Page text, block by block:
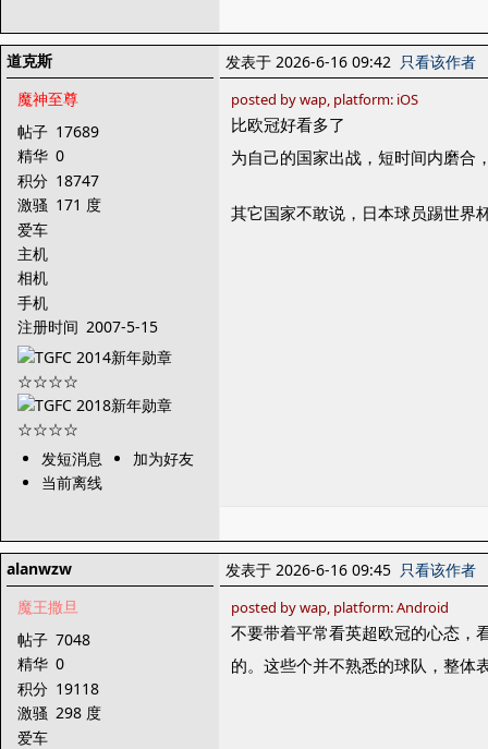
道克斯
魔神至尊
帖子 17689
精华 0
积分 18747
激骚 171 度
爱车
主机
相机
手机
注册时间 2007-5-15
发短消息
加为好友
当前离线
发表于 2026-6-16 09:42 只看该作者
posted by wap, platform: iOS
比欧冠好看多了
为自己的国家出战，短时间内磨合
其它国家不敢说，日本球员踢世界
alanwzw
魔王撒旦
帖子 7048
精华 0
积分 19118
激骚 298 度
爱车
发表于 2026-6-16 09:45 只看该作者
posted by wap, platform: Android
不要带着平常看英超欧冠的心态，
的。这些个并不熟悉的球队，整体